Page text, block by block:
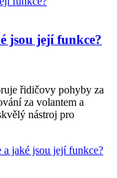
jsou její funkce?
řidičovy pohyby za
za volantem a
nástroj pro
jaké jsou její funkce?